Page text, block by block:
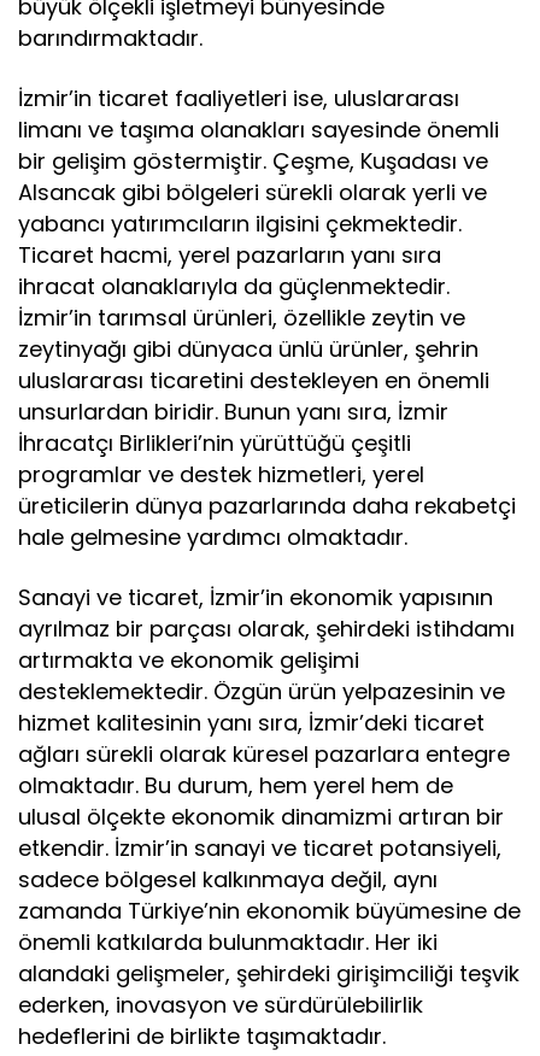
büyük ölçekli işletmeyi bünyesinde
barındırmaktadır.
İzmir’in ticaret faaliyetleri ise, uluslararası
limanı ve taşıma olanakları sayesinde önemli
bir gelişim göstermiştir. Çeşme, Kuşadası ve
Alsancak gibi bölgeleri sürekli olarak yerli ve
yabancı yatırımcıların ilgisini çekmektedir.
Ticaret hacmi, yerel pazarların yanı sıra
ihracat olanaklarıyla da güçlenmektedir.
İzmir’in tarımsal ürünleri, özellikle zeytin ve
zeytinyağı gibi dünyaca ünlü ürünler, şehrin
uluslararası ticaretini destekleyen en önemli
unsurlardan biridir. Bunun yanı sıra, İzmir
İhracatçı Birlikleri’nin yürüttüğü çeşitli
programlar ve destek hizmetleri, yerel
üreticilerin dünya pazarlarında daha rekabetçi
hale gelmesine yardımcı olmaktadır.
Sanayi ve ticaret, İzmir’in ekonomik yapısının
ayrılmaz bir parçası olarak, şehirdeki istihdamı
artırmakta ve ekonomik gelişimi
desteklemektedir. Özgün ürün yelpazesinin ve
hizmet kalitesinin yanı sıra, İzmir’deki ticaret
ağları sürekli olarak küresel pazarlara entegre
olmaktadır. Bu durum, hem yerel hem de
ulusal ölçekte ekonomik dinamizmi artıran bir
etkendir. İzmir’in sanayi ve ticaret potansiyeli,
sadece bölgesel kalkınmaya değil, aynı
zamanda Türkiye’nin ekonomik büyümesine de
önemli katkılarda bulunmaktadır. Her iki
alandaki gelişmeler, şehirdeki girişimciliği teşvik
ederken, inovasyon ve sürdürülebilirlik
hedeflerini de birlikte taşımaktadır.